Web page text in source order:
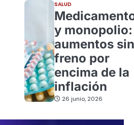
SALUD
y monopolio:
aumentos sin
freno por
encima de la
inflación
26 junio, 2026